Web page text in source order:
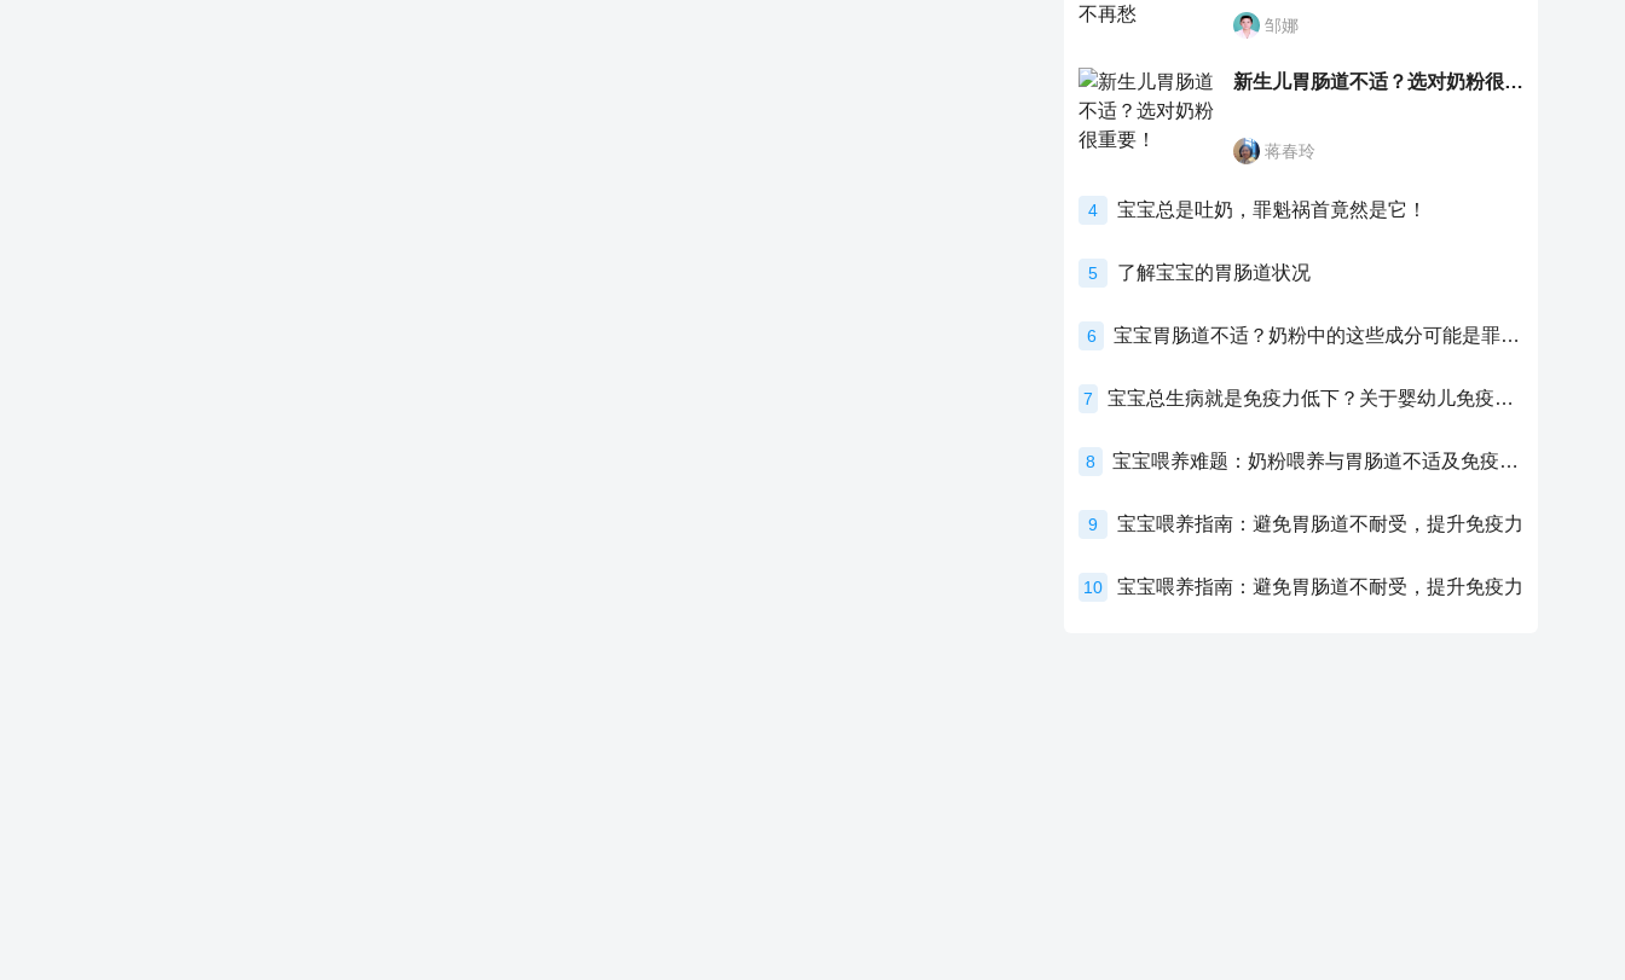
邹娜
新生儿胃肠道不适？选对奶粉很重要！
蒋春玲
4 宝宝总是吐奶，罪魁祸首竟然是它！
5 了解宝宝的胃肠道状况
6 宝宝胃肠道不适？奶粉中的这些成分可能是罪魁祸首！
7 宝宝总生病就是免疫力低下？关于婴幼儿免疫力的真相，家长必须了解！
8 宝宝喂养难题：奶粉喂养与胃肠道不适及免疫力提升的奥秘
9 宝宝喂养指南：避免胃肠道不耐受，提升免疫力
10 宝宝喂养指南：避免胃肠道不耐受，提升免疫力